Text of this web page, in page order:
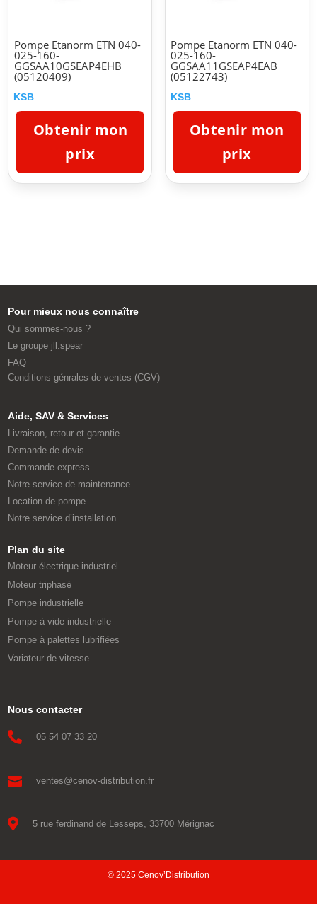
Pompe Etanorm ETN 040-
025-160-
GGSAA10GSEAP4EHB
(05120409)
KSB
Obtenir mon
prix
Pompe Etanorm ETN 040-
025-160-
GGSAA11GSEAP4EAB
(05122743)
KSB
Obtenir mon
prix
Pour mieux nous connaître
Qui sommes-nous ?
Le groupe jll.spear
FAQ
Conditions génrales de ventes (CGV)
Aide, SAV & Services
Livraison, retour et garantie
Demande de devis
Commande express
Notre service de maintenance
Location de pompe
Notre service d’installation
Plan du site
Moteur électrique industriel
Moteur triphasé
Pompe industrielle
Pompe à vide industrielle
Pompe à palettes lubrifiées
Variateur de vitesse
Nous contacter
 05 54 07 33 20
 ventes@cenov-distribution.fr
 5 rue ferdinand de Lesseps, 33700 Mérignac
© 2025 Cenov’Distribution